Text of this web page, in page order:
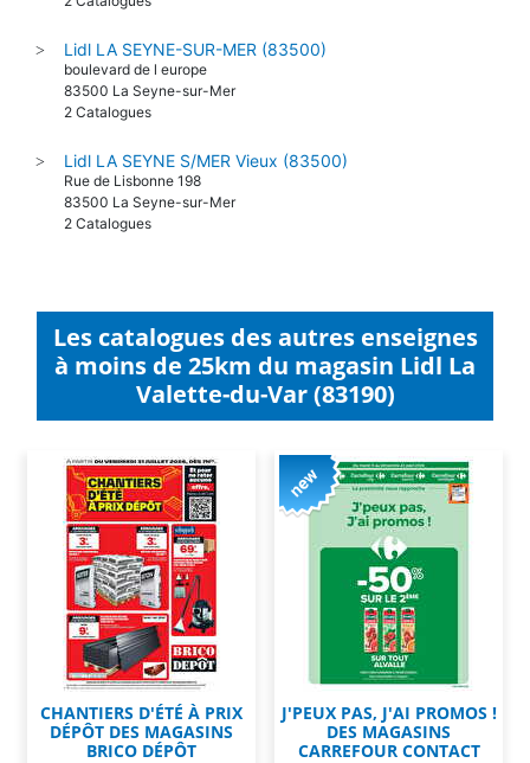
> Lidl LA SEYNE-SUR-MER (83500)
boulevard de l europe
83500 La Seyne-sur-Mer
2 Catalogues
> Lidl LA SEYNE S/MER Vieux (83500)
Rue de Lisbonne 198
83500 La Seyne-sur-Mer
2 Catalogues
Les catalogues des autres enseignes
à moins de 25km du magasin Lidl La
Valette-du-Var (83190)
CHANTIERS D'ÉTÉ À PRIX
DÉPÔT DES MAGASINS
BRICO DÉPÔT
J'PEUX PAS, J'AI PROMOS !
DES MAGASINS
CARREFOUR CONTACT